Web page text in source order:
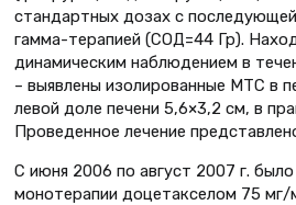
стандартных дозах с
гамма-терапией (СОД=44 Гр).
динамическим наблюдением в
– выявлены изолированные МТС в
левой доле печени 5,6×3,2 см, в
Проведенное лечение
С июня 2006 по август 2007 г.
монотерапии доцетакселом 75